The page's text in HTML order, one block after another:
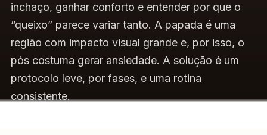
inchaço, ganhar conforto e entender por que o
“queixo” parece variar tanto. A papada é uma
região com impacto visual grande e, por isso, o
pós costuma gerar ansiedade. A solução é um
protocolo leve, por fases, e uma rotina
consistente.